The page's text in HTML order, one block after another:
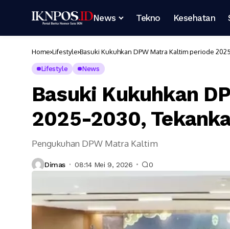
News Tekno Kesehatan
Home Lifestyle Basuki Kukuhkan DPW Matra Kaltim periode
Lifestyle News
Basuki Kukuhkan
2025-2030,
Pengukuhan DPW Matra Kaltim
Dimas 08:14 Mei 9, 2026 0